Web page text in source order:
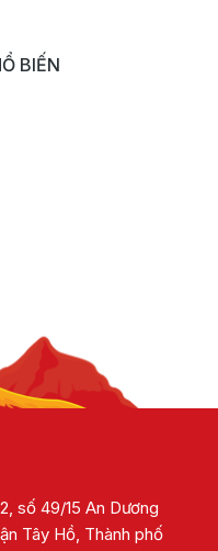
BIẾN
số 49/15 An Dương
Tây Hồ, Thành phố